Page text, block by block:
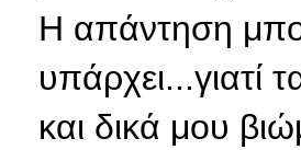
Η απάντηση
υπάρχει...γιατί
και δικά μου